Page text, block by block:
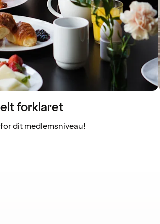
forklaret
dit medlemsniveau!